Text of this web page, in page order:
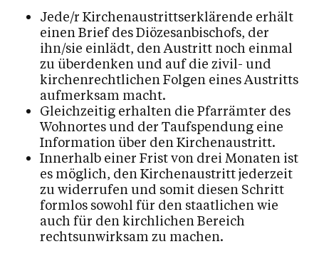
Jede/r Kirchenaustrittserklärende erhält
einen Brief des Diözesanbischofs, der
ihn/sie einlädt, den Austritt noch einmal
zu überdenken und auf die zivil- und
kirchenrechtlichen Folgen eines Austritts
aufmerksam macht.
Gleichzeitig erhalten die Pfarrämter des
Wohnortes und der Taufspendung eine
Information über den Kirchenaustritt.
Innerhalb einer Frist von drei Monaten ist
es möglich, den Kirchenaustritt jederzeit
zu widerrufen und somit diesen Schritt
formlos sowohl für den staatlichen wie
auch für den kirchlichen Bereich
rechtsunwirksam zu machen.